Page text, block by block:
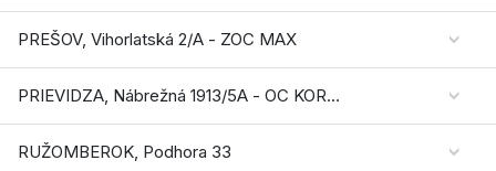
PREŠOV, Vihorlatská 2/A - ZOC MAX
PRIEVIDZA, Nábrežná 1913/5A - OC KORZO
RUŽOMBEROK, Podhora 33